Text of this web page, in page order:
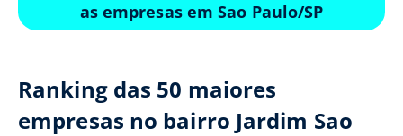
as empresas em Sao Paulo/SP
Ranking das 50 maiores
empresas no bairro Jardim Sao